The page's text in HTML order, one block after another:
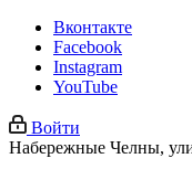
Вконтакте
Facebook
Instagram
YouTube
Войти
Набережные Челны,